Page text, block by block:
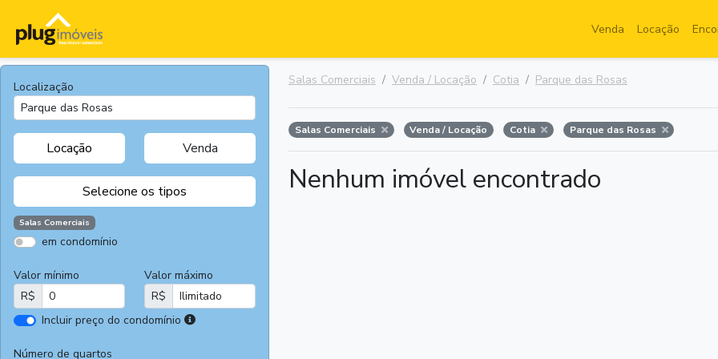
Venda Locação
Localização
Locação Venda
Selecione os tipos
Casas
Casas
Comerciais
Salas
Chácaras e
Salas Comerciais
em condomínio
Valor mínimo
R$
Valor máximo
R$
Incluir preço do condomínio
I
Número de quartos
Salas Comerciais Venda / Locação Cotia Parque das Rosas
Salas Comerciais Venda / Locação Cotia Parque das Rosas
Nenhum imóvel encontrado